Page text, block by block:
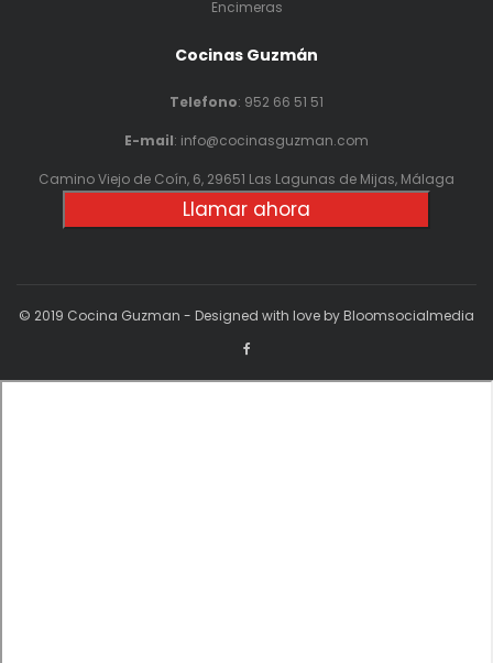
Encimeras
Cocinas Guzmán
Telefono: 952 66 51 51
E-mail: info@cocinasguzman.com
Camino Viejo de Coín, 6, 29651 Las Lagunas de Mijas, Málaga
Llamar ahora
© 2019 Cocina Guzman - Designed with love by Bloomsocialmedia